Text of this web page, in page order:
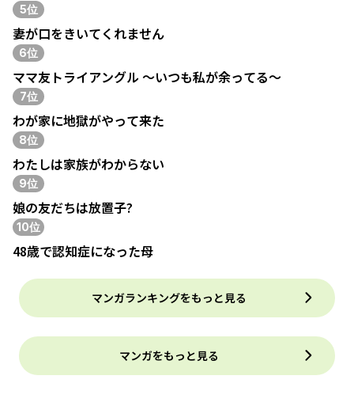
5位
妻が口をきいてくれません
6位
ママ友トライアングル ～いつも私が余ってる～
7位
わが家に地獄がやって来た
8位
わたしは家族がわからない
9位
娘の友だちは放置子?
10位
48歳で認知症になった母
マンガランキングをもっと見る
マンガをもっと見る